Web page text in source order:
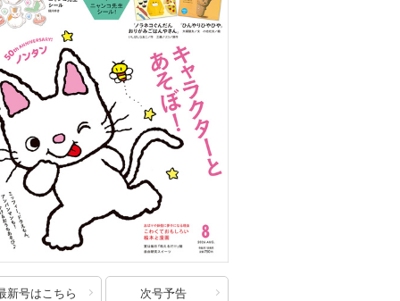
新号はこちら 次号予告